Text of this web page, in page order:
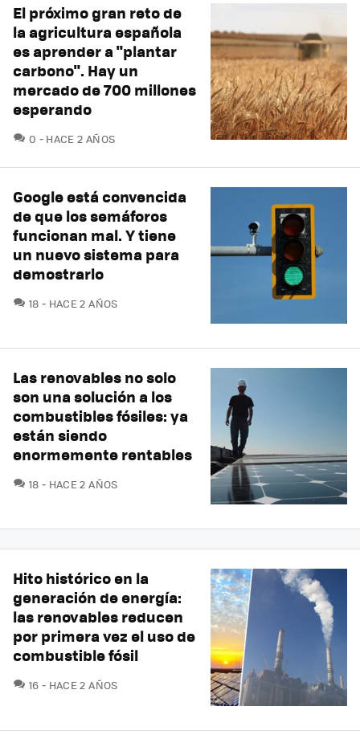
El próximo gran reto de
la agricultura española
es aprender a "plantar
carbono". Hay un
mercado de 700 millones
esperando
0 COMENTARIOS
HACE 2 AÑOS
Google está convencida
de que los semáforos
funcionan mal. Y tiene
un nuevo sistema para
demostrarlo
18 COMENTARIOS
HACE 2 AÑOS
Las renovables no solo
son una solución a los
combustibles fósiles: ya
están siendo
enormemente rentables
18 COMENTARIOS
HACE 2 AÑOS
Hito histórico en la
generación de energía:
las renovables reducen
por primera vez el uso de
combustible fósil
16 COMENTARIOS
HACE 2 AÑOS